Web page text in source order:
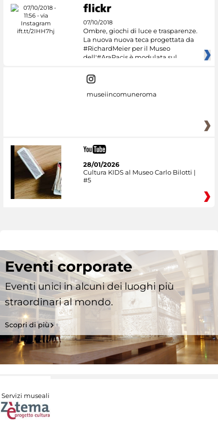
07/10/2018
Ombre, giochi di luce e trasparenze.
La nuova nuova teca progettata da
#RichardMeier per il Museo
dell'#AraPacis è modulata sul
museiincomuneroma
28/01/2026
Cultura KIDS al Museo Carlo Bilotti |
#5
Eventi corporate
Eventi unici in alcuni dei luoghi più
straordinari al mondo.
Scopri di più
Servizi museali